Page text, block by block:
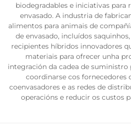
biodegradables e iniciativas para
envasado. A industria de
alimentos para animais de
de envasado, incluídos
recipientes híbridos innovadores
materiais para ofrecer unha
integración da cadea de
coordinarse cos fornecedores
coenvasadores e as redes de
operacións e reducir os custos